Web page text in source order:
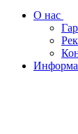
О нас